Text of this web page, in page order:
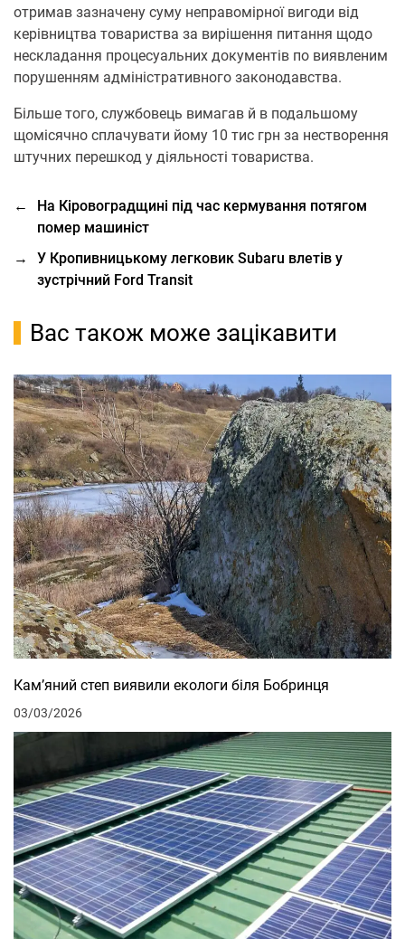
отримав зазначену суму неправомірної вигоди від
керівництва товариства за вирішення питання щодо
нескладання процесуальних документів по виявленим
порушенням адміністративного законодавства.
Більше того, службовець вимагав й в подальшому
щомісячно сплачувати йому 10 тис грн за нестворення
штучних перешкод у діяльності товариства.
←
На Кіровоградщині під час кермування потягом
помер машиніст
→
У Кропивницькому легковик Subaru влетів у
зустрічний Ford Transit
Вас також може зацікавити
Кам’яний степ виявили екологи біля Бобринця
03/03/2026